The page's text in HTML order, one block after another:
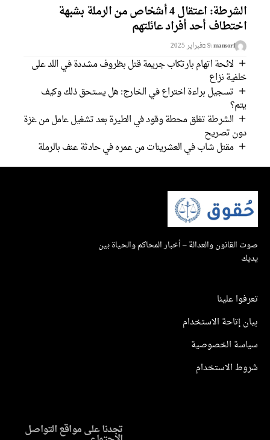
الشرطة: اعتقال 4 أشخاص من الرملة بشبهة
اختطاف أحد أفراد عائلتهم
mansorf 9 בفبراير 2025
لائحة اتهام بارتكاب جريمة قتل بظروف مشددة في اللد على
خلفية نزاع
تسجيل براءة اختراع في الخارج: هل يستحق ذلك وكيف
يتم؟
الشرطة تغلق محطة وقود في الطيرة بعد تشغيل عامل من غزة
دون تصريح
مقتل شاب في العشرينات من عمره في حادثة عنف بالرملة
صوت القانون والعدالة – أخبار المحاكم والحياة بين
يديك
تعرفوا علينا
بيان إتاحة الاستخدام
سياسة الخصوصية
شروط الاستخدام
تجدنا على مواقع التواصل